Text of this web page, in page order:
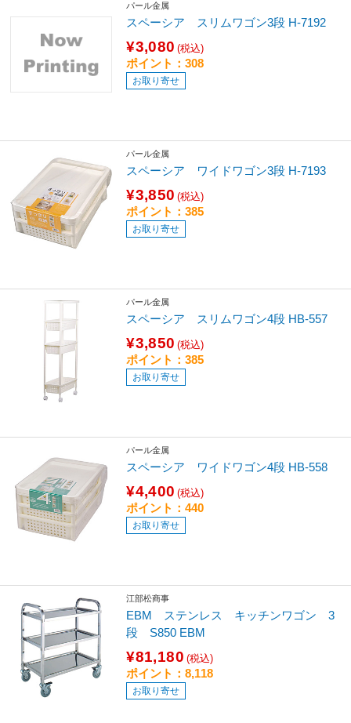
パール金属
スペーシア スリムワゴン3段 H-7192
¥3,080 (税込)
ポイント：308
お取り寄せ
パール金属
スペーシア ワイドワゴン3段 H-7193
¥3,850 (税込)
ポイント：385
お取り寄せ
パール金属
スペーシア スリムワゴン4段 HB-557
¥3,850 (税込)
ポイント：385
お取り寄せ
パール金属
スペーシア ワイドワゴン4段 HB-558
¥4,400 (税込)
ポイント：440
お取り寄せ
江部松商事
EBM ステンレス キッチンワゴン 3
段 S850 EBM
¥81,180 (税込)
ポイント：8,118
お取り寄せ